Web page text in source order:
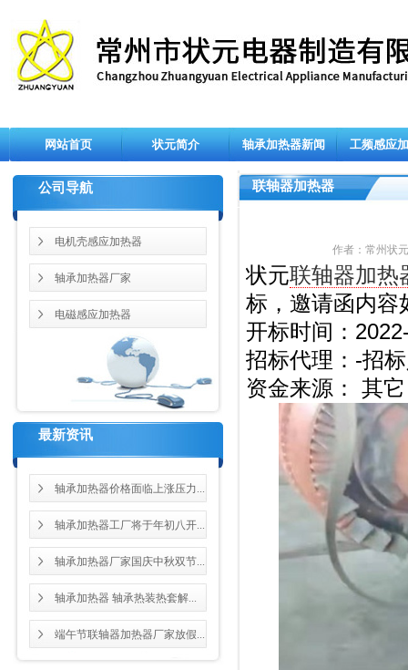
网站首页 状元简介 轴承加热器新闻 工频感应
公司导航
电机壳感应加热器
轴承加热器厂家
电磁感应加热器
最新资讯
轴承加热器价格面临上涨压力...
轴承加热器工厂将于年初八开...
轴承加热器厂家国庆中秋双节...
轴承加热器 轴承热装热套解...
端午节联轴器加热器厂家放假...
联轴器加热器
作者：常州状
状元联轴器加热
标，邀请函内容
开标时间：
招标代理：-招
资金来源： 其它